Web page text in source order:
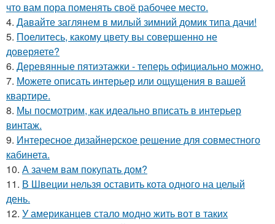
что вам пора поменять своё рабочее место.
4. Давайте заглянем в милый зимний домик типа дачи!
5. Поелитесь, какому цвету вы совершенно не
доверяете?
6. Деревянные пятиэтажки - теперь официально можно.
7. Можете описать интерьер или ощущения в вашей
квартире.
8. Мы посмотрим, как идеально вписать в интерьер
винтаж.
9. Интересное дизайнерское решение для совместного
кабинета.
10. А зачем вам покупать дом?
11. В Швеции нельзя оставить кота одного на целый
день.
12. У американцев стало модно жить вот в таких